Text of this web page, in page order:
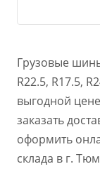
Грузовые
R22.5, R17.5,
выгодной
заказать
оформить
склада в г.